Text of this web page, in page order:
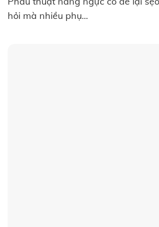
hỏi mà nhiều phụ...